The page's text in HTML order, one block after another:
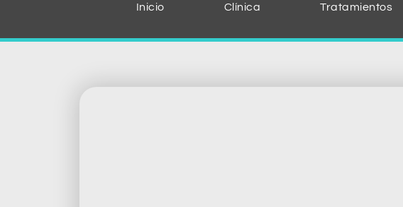
Inicio Clínica Tratamientos